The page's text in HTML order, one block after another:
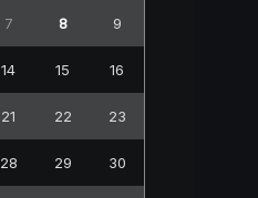
7 8 9
14 15 16
21 22 23
28 29 30